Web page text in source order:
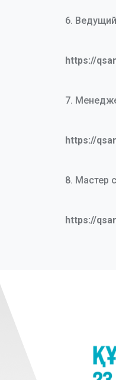
6.
https://
7.
https://
8. Мастер
https://